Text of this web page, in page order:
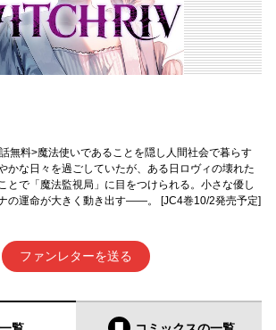
無料>魔法使いであることを隠し人間社会で暮らす
かな日々を過ごしていたが、ある日ロヴィの壊れた
とで「魔法監視局」に目をつけられる。小さな優し
の運命が大きく動き出す――。 [JC4巻10/2発売予定]
ファンレターを送る